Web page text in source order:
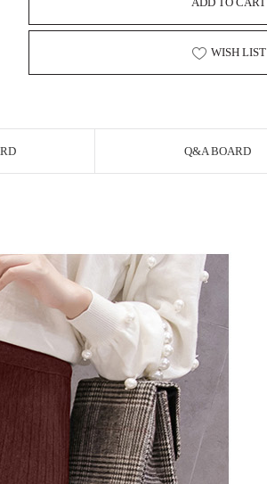
WISH LIST
Q&A BOARD